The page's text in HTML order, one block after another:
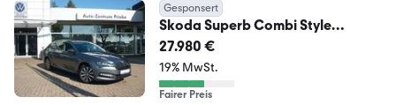
Gesponsert
Skoda Superb Combi Style
DSG+ACC+AHK+Navi+Sitzh.+Cam
27.980 €
19% MwSt.
Fairer Preis